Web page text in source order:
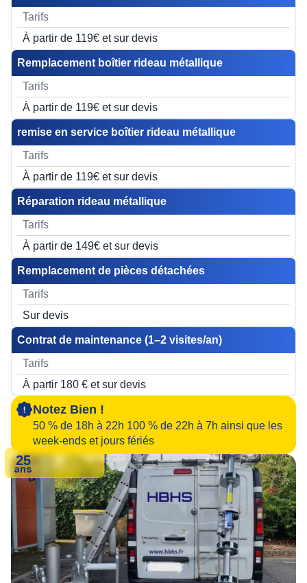
À partir de 119€ et sur devis
Remplacement boîtier rideau métallique
À partir de 119€ et sur devis
remise en service boîtier rideau métallique
À partir de 119€ et sur devis
Réparation rideau métallique
À partir de 149€ et sur devis
Remplacement de pièces détachées
Sur devis
Contrat de maintenance (1–2 visites/an)
À partir 180 € et sur devis
Notez Bien !
50 % de 18h à 22h 100 % de 22h à 7h ainsi que les
week-ends et jours fériés
25
ans